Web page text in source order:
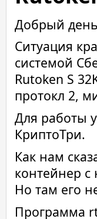
Добрый
Ситуация
системой
Rutoken S
протокл 2,
Для работы
КриптоТри.
Как нам
контейнер
Но там его
Программа